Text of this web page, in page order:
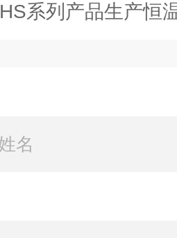
HS系列产品生产恒